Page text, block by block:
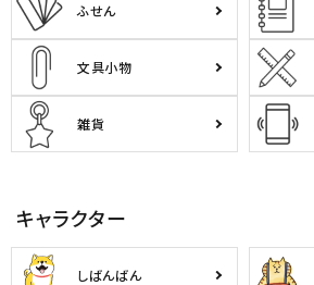
ふせん
文具小物
雑貨
キャラクター
しばんばん